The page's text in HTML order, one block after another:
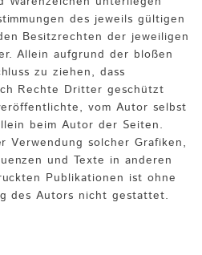
des jeweils gültigen
Besitzrechten der jeweiligen
Allein aufgrund der bloßen
zu ziehen, dass
Rechte Dritter geschützt
vom Autor selbst
beim Autor der Seiten.
Verwendung solcher Grafiken,
und Texte in anderen
Publikationen ist ohne
des Autors nicht gestattet.